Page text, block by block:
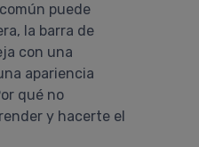
puede
la barra de
con una
apariencia
qué no
y hacerte el